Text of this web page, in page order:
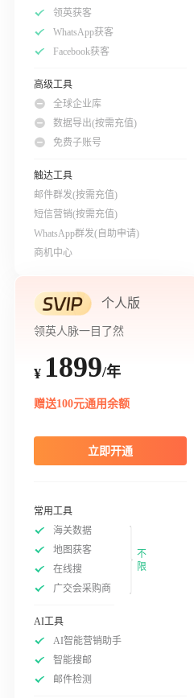
领英获客
WhatsApp获客
Facebook获客
高级工具
全球企业库
数据导出(按需充值)
免费子账号
触达工具
邮件群发(按需充值)
短信营销(按需充值)
WhatsApp群发(自助申请)
商机中心
个人版
领英人脉一目了然
¥ 1899/年
赠送100元通用余额
立即开通
常用工具
海关数据
地图获客
在线搜
广交会采购商
不
限
AI工具
AI智能营销助手
智能搜邮
邮件检测